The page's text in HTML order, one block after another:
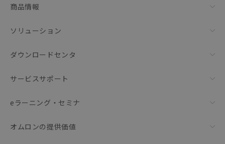
商品情報
ソリューション
ダウンロードセンタ
サービスサポート
eラーニング・セミナ
オムロンの提供価値